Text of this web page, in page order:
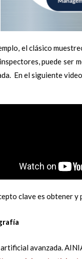
el clásico
puede ser
En el siguiente
clave es obtener
avanzada.